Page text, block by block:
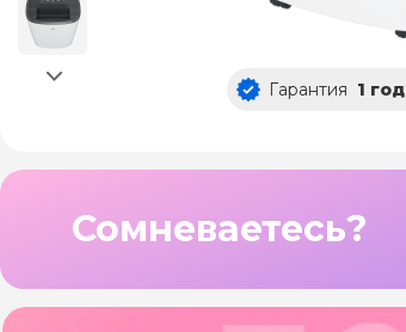
Гарантия 1 год
Сомневаетесь?